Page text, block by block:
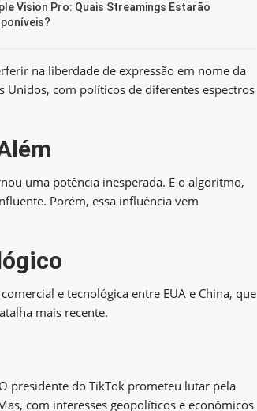
Vision Pro: Quais Streamings Estarão
na liberdade de expressão em nome da
Unidos, com políticos de diferentes espectros
uma potência inesperada. E o algoritmo,
Porém, essa influência vem
e tecnológica entre EUA e China, que
mais recente.
presidente do TikTok prometeu lutar pela
com interesses geopolíticos e econômicos